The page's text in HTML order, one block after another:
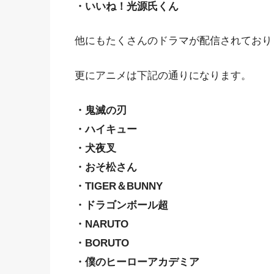
・いいね！光源氏くん
他にもたくさんのドラマが配信されてお
更にアニメは下記の通りになります。
・鬼滅の刃
・ハイキュー
・犬夜叉
・おそ松さん
・TIGER＆BUNNY
・ドラゴンボール超
・NARUTO
・BORUTO
・僕のヒーローアカデミア